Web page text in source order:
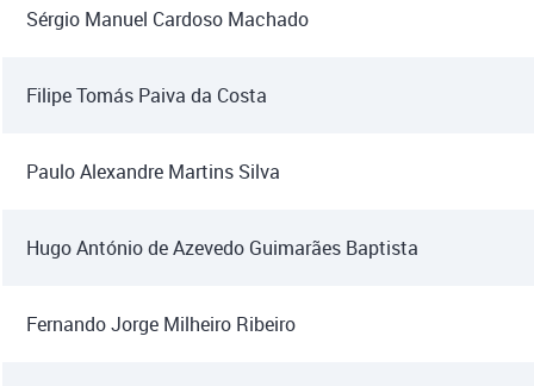
Sérgio Manuel Cardoso Machado
Filipe Tomás Paiva da Costa
Paulo Alexandre Martins Silva
Hugo António de Azevedo Guimarães Baptista
Fernando Jorge Milheiro Ribeiro